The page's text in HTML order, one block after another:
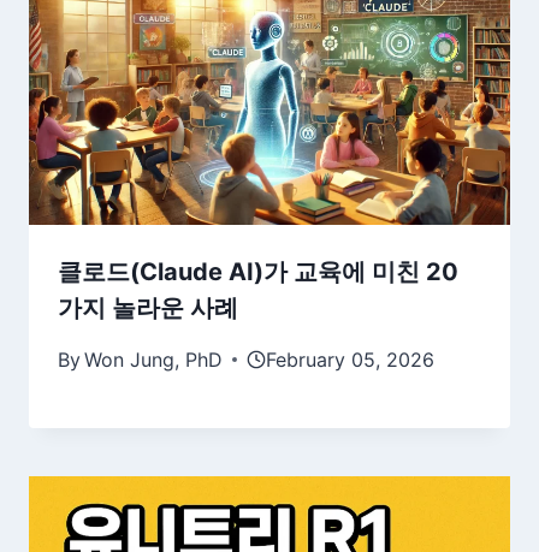
클로드(Claude AI)가 교육에 미친 20
가지 놀라운 사례
ByWon Jung, PhD February 05, 2026